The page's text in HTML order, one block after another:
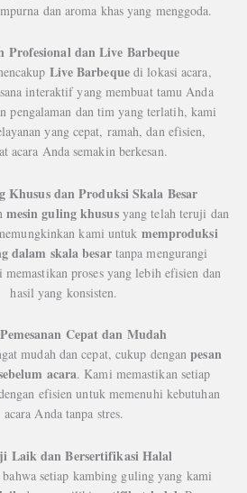
dan aroma khas yang menggoda.
Profesional dan Live Barbeque
Live Barbequedi lokasi acara,
interaktif yang membuat tamu Anda
pengalaman dan tim yang terlatih, kami
yang cepat, ramah, dan efisien,
acara Anda semakin berkesan.
Khusus dan Produksi Skala Besar
mesin guling khususyang telah teruji dan
kami untuk memproduksi
dalam skala besartanpa mengurangi
proses yang lebih efisien dan
hasil yang konsisten.
Cepat dan Mudah
mudah dan cepat, cukup denganpesan
acara. Kami memastikan setiap
efisien untuk memenuhi kebutuhan
acara Anda tanpa stres.
Laik dan Bersertifikasi Halal
setiap kambing guling yang kami